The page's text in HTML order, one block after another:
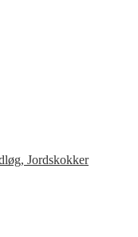
Jordskokker